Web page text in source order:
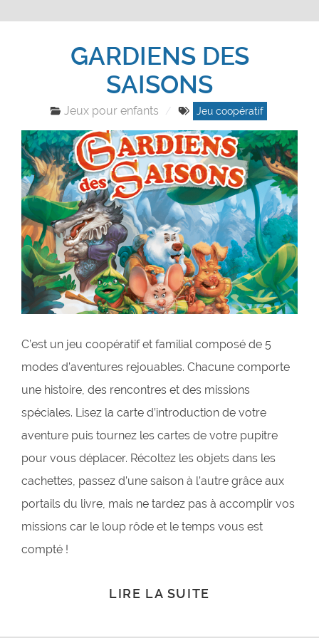
GARDIENS DES
SAISONS
Jeux pour enfants Jeu coopératif
C’est un jeu coopératif et familial composé de 5
modes d’aventures rejouables. Chacune comporte
une histoire, des rencontres et des missions
spéciales. Lisez la carte d’introduction de votre
aventure puis tournez les cartes de votre pupitre
pour vous déplacer. Récoltez les objets dans les
cachettes, passez d’une saison à l’autre grâce aux
portails du livre, mais ne tardez pas à accomplir vos
missions car le loup rôde et le temps vous est
compté !
LIRE LA SUITE